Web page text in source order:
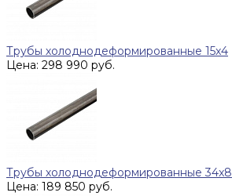
Трубы холоднодеформированные 15x4
Цена: 298 990 руб.
Трубы холоднодеформированные 34x8
Цена: 189 850 руб.